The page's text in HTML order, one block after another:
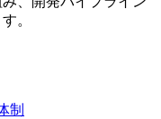
。
制